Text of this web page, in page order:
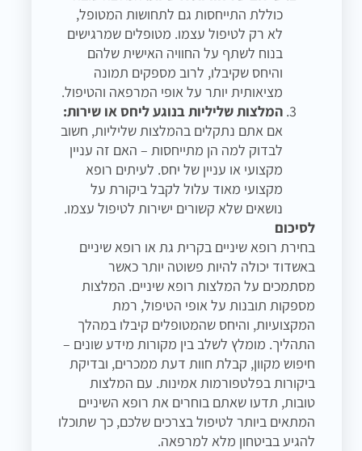
כוללת התייחסות גם לתחושות המטופל,
לא רק לטיפול עצמו. מטופלים שמרגישים
בנוח לשתף על החוויה האישית שלהם
והיחס שקיבלו, לרוב מספקים תמונה
מציאותית יותר על אופי המרפאה והטיפול.
המלצות שליליות בנוגע ליחס או שירות:
אם אתם נתקלים בהמלצות שליליות, חשוב
לבדוק למה הן מתייחסות – האם זה עניין
מקצועי או עניין של יחס. לעיתים רופא
מקצועי מאוד עלול לקבל ביקורת על
נושאים שלא קשורים ישירות לטיפול עצמו.
לסיכום
בחירת רופא שיניים בקרית גת או רופא שיניים
באשדוד יכולה להיות פשוטה יותר כאשר
מסתמכים על המלצות רופא שיניים. המלצות
מספקות תובנות על אופי הטיפול, רמת
המקצועיות, והיחס שהמטופלים קיבלו במהלך
התהליך. מומלץ לשלב בין מקורות מידע שונים –
חיפוש מקוון, קבלת חוות דעת ממכרים, ובדיקת
ביקורות בפלטפורמות אמינות. עם המלצות
טובות, תדעו שאתם בוחרים את רופא השיניים
המתאים ביותר לטיפול בצרכים שלכם, כך שתוכלו
להגיע בביטחון מלא למרפאה.